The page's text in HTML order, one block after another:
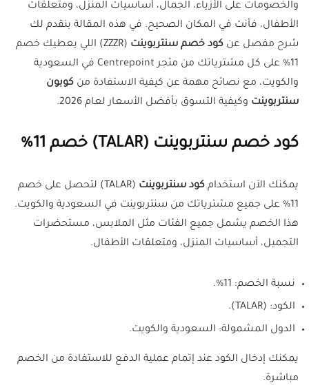
والخصومات على الأزياء، الجمال، أساسيات المنزل، ومتعلقات
الأطفال، فأنت في المكان الصحيح. في هذه المقالة بنقدم لك
شرح مفصل عن كود خصم سنتربوينت
(ZZZR) اللي يعطيك خصم
11% على كل مشترياتك من متجر Centrepoint في السعودية
والكويت، مع نصائح مهمة عن كيفية الاستفادة من كوبون
سنتربوينت وكيفية التسوق بأفضل الأسعار لعام 2026.
كود خصم سنتربوينت (TALAR) خصم 11%
يمكنك الآن استخدام كود سنتربوينت
(TALAR) لتحصل على خصم
11% على جميع مشترياتك من سنتربوينت في السعودية والكويت.
هذا الخصم يشمل جميع الفئات مثل الملابس، مستحضرات
التجميل، أساسيات المنزل، ومتعلقات الأطفال.
نسبة الخصم: 11%.
الكود: (TALAR).
الدول المشمولة: السعودية والكويت.
يمكنك إدخال الكود عند إتمام عملية الدفع للاستفادة من الخصم
مباشرة.